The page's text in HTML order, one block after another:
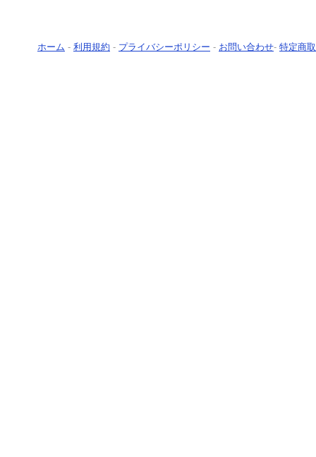
ホーム - 利用規約 - プライバシーポリシー - お問い合わせ- 特定商